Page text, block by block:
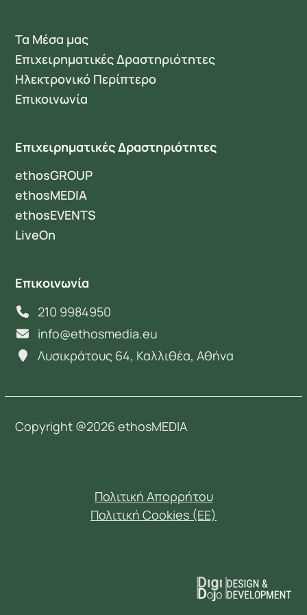
Τα Μέσα μας
Επιχειρηματικές Δραστηριότητες
Ηλεκτρονικό Περίπτερο
Επικοινωνία
Επιχειρηματικές Δραστηριότητες
ethosGROUP
ethosMEDIA
ethosEVENTS
LiveOn
Επικοινωνία
210 9984950
info@ethosmedia.eu
Λυσικράτους 64, Καλλιθέα, Αθήνα
Copyright @2026 ethosMEDIA
Πολιτική Απορρήτου
Πολιτική Cookies (EE)